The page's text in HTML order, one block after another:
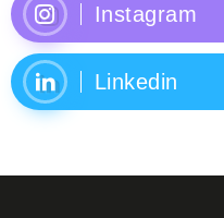
Instagram
Linkedin